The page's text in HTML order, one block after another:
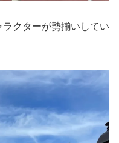
クターが勢揃いしてい